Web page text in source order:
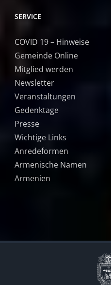
SERVICE
COVID 19 – Hinweise
Gemeinde Online
Mitglied werden
Newsletter
Veranstaltungen
Gedenktage
Presse
Wichtige Links
Anredeformen
Armenische Namen
Armenien